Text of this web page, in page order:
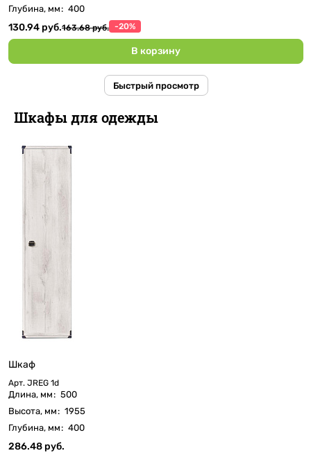
Глубина, мм: 400
130.94 руб.163.68 руб. -20%
В корзину
Быстрый просмотр
Шкафы для одежды
Шкаф
Арт. JREG 1d
Длина, мм: 500
Высота, мм: 1955
Глубина, мм: 400
286.48 руб.